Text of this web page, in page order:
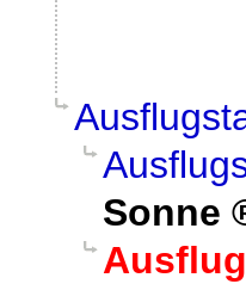
Sonne